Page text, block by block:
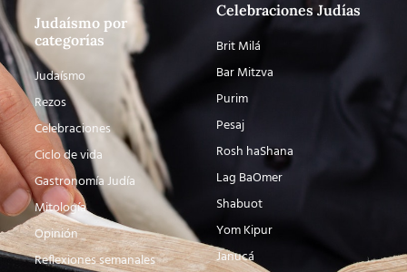
Judaísmo por
categorías
Judaísmo
Rezos
Celebraciones
Ciclo de vida
Gastronomía Judía
Mitología
Opinión
Reflexiones semanales
Celebraciones Judías
Brit Milá
Bar Mitzva
Purim
Pesaj
Rosh haShana
Lag BaOmer
Shabuot
Yom Kipur
Janucá